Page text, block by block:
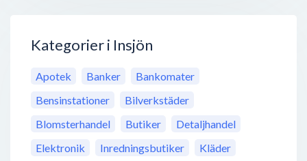
Kategorier i Insjön
Apotek Banker
Bankomater
Bensinstationer
Bilverkstäder
Blomsterhandel
Butiker
Detaljhandel
Elektronik
Inredningsbutiker
Kläder